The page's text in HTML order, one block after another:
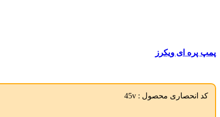
پمپ پره ای ویکرز
کد انحصاری محصول : 45v